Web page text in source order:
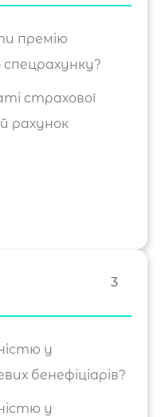
премію
страхової
рахунок
3
у
бенефіціарів?
у